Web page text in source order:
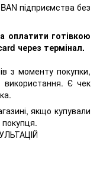
підприємства без
оплатити готівкою
через термінал.
з моменту покупки,
Є чек
якщо купували